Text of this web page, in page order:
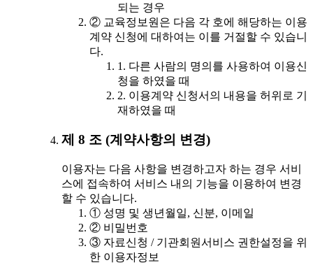
되는 경우
② 교육정보원은 다음 각 호에 해당하는 이용
계약 신청에 대하여는 이를 거절할 수 있습니
다.
1. 다른 사람의 명의를 사용하여 이용신
청을 하였을 때
2. 이용계약 신청서의 내용을 허위로 기
재하였을 때
제 8 조 (계약사항의 변경)
이용자는 다음 사항을 변경하고자 하는 경우 서비
스에 접속하여 서비스 내의 기능을 이용하여 변경
할 수 있습니다.
① 성명 및 생년월일, 신분, 이메일
② 비밀번호
③ 자료신청 / 기관회원서비스 권한설정을 위
한 이용자정보